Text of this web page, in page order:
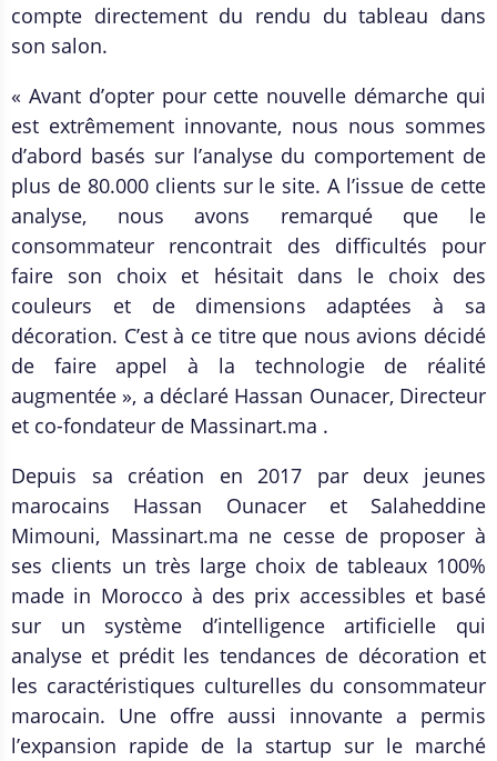
compte directement du rendu du tableau dans
son salon.
« Avant d’opter pour cette nouvelle démarche qui
est extrêmement innovante, nous nous sommes
d’abord basés sur l’analyse du comportement de
plus de 80.000 clients sur le site. A l’issue de cette
analyse, nous avons remarqué que le
consommateur rencontrait des difficultés pour
faire son choix et hésitait dans le choix des
couleurs et de dimensions adaptées à sa
décoration. C’est à ce titre que nous avions décidé
de faire appel à la technologie de réalité
augmentée », a déclaré Hassan Ounacer, Directeur
et co-fondateur de Massinart.ma .
Depuis sa création en 2017 par deux jeunes
marocains Hassan Ounacer et Salaheddine
Mimouni, Massinart.ma ne cesse de proposer à
ses clients un très large choix de tableaux 100%
made in Morocco à des prix accessibles et basé
sur un système d’intelligence artificielle qui
analyse et prédit les tendances de décoration et
les caractéristiques culturelles du consommateur
marocain. Une offre aussi innovante a permis
l’expansion rapide de la startup sur le marché